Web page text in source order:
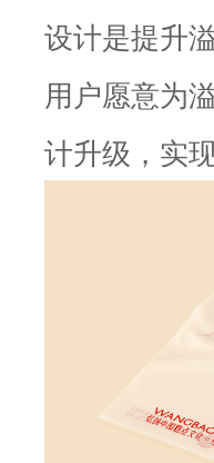
设计是提升
用户愿意为
计升级，实